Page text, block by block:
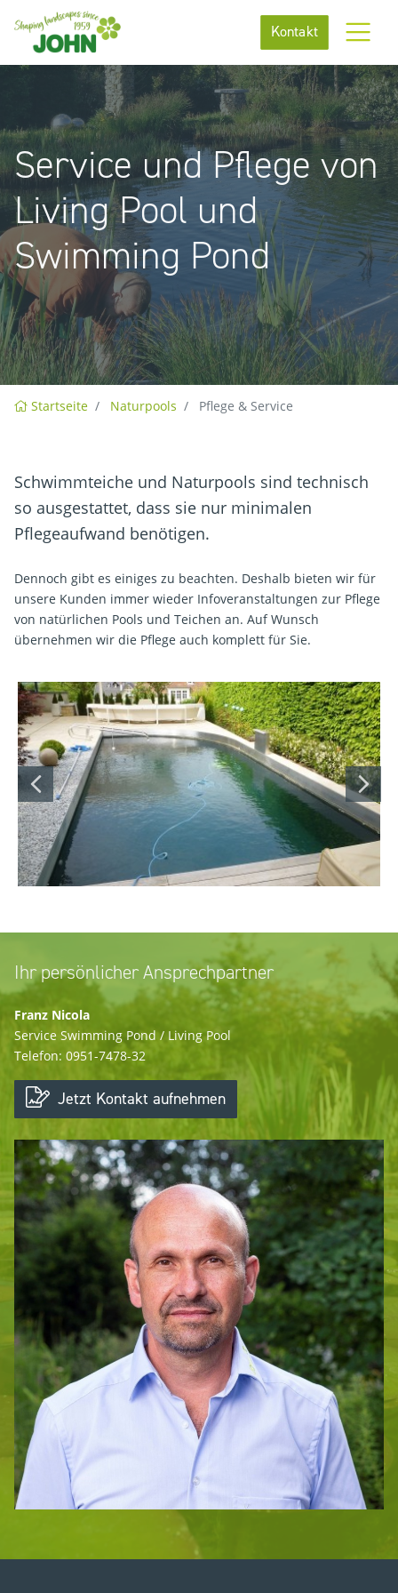
Kontakt
Service und Pflege von
Living Pool und
Swimming Pond
Startseite Naturpools Pflege & Service
Schwimmteiche und Naturpools sind technisch
so ausgestattet, dass sie nur minimalen
Pflegeaufwand benötigen.
Dennoch gibt es einiges zu beachten. Deshalb bieten wir für
unsere Kunden immer wieder Infoveranstaltungen zur Pflege
von natürlichen Pools und Teichen an. Auf Wunsch
übernehmen wir die Pflege auch komplett für Sie.
Ihr persönlicher Ansprechpartner
Franz Nicola
Service Swimming Pond / Living Pool
Telefon: 0951-7478-32
Jetzt Kontakt aufnehmen